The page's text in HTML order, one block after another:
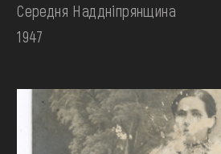
Середня Наддніпрянщина
1947